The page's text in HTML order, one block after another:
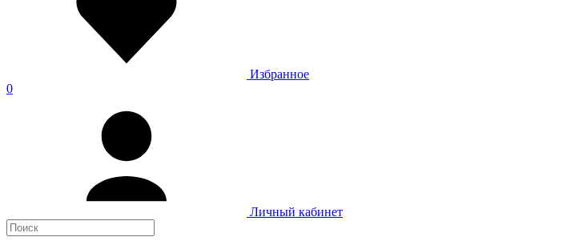
Избранное
0
Личный кабинет